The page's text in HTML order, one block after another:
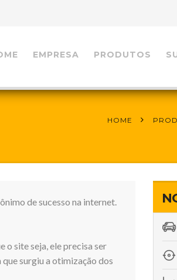
EMPRESA PRODUTOS
HOME
de sucesso na internet.
o site seja, ele precisa ser
surgiu a otimização dos